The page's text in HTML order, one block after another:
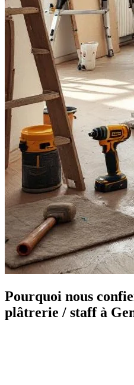
Pourquoi nous
plâtrerie / staff à